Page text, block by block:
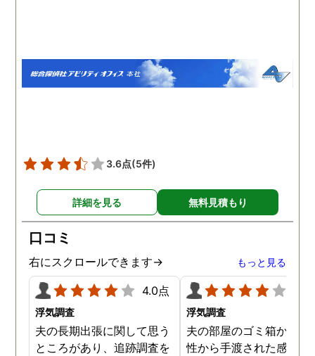
入り、妻が男とラブホテ
に入って行った瞬間を押
えたとのことでした。あ
3.6点(5件)
詳細を見る 無料見積もり
口コミ
右にスクロールできます→ もっと見る
4.0点
浮気調査
夫の長期出張に関して思う
ところがあり、追跡調査を
浮気調査
夫の部屋のゴミ箱から、
性から手渡された感じの